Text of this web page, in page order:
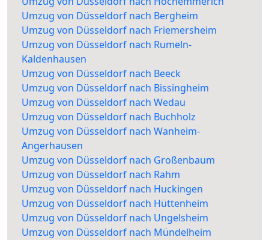
Umzug von Düsseldorf nach Bergheim
Umzug von Düsseldorf nach Friemersheim
Umzug von Düsseldorf nach Rumeln-
Kaldenhausen
Umzug von Düsseldorf nach Beeck
Umzug von Düsseldorf nach Bissingheim
Umzug von Düsseldorf nach Wedau
Umzug von Düsseldorf nach Buchholz
Umzug von Düsseldorf nach Wanheim-
Angerhausen
Umzug von Düsseldorf nach Großenbaum
Umzug von Düsseldorf nach Rahm
Umzug von Düsseldorf nach Huckingen
Umzug von Düsseldorf nach Hüttenheim
Umzug von Düsseldorf nach Ungelsheim
Umzug von Düsseldorf nach Mündelheim